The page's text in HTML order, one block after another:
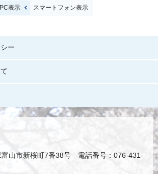
PC表示 スマートフォン表示
ー
富山市新桜町7番38号 電話番号：076-431-